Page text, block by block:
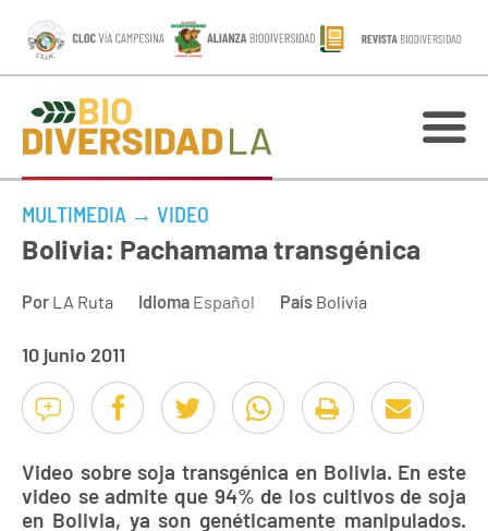
MULTIMEDIA → VIDEO
Bolivia: Pachamama transgénica
Por LA Ruta Idioma Español País Bolivia
10 junio 2011
Video sobre soja transgénica en Bolivia. En este
video se admite que 94% de los cultivos de soja
en Bolivia, ya son genéticamente manipulados.